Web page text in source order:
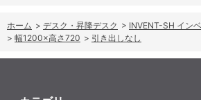
ホーム > デスク・昇降デスク > INVENT-SH イン
> 幅1200×高さ720 > 引き出しなし